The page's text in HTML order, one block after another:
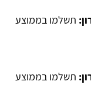
תשלמו בממוצע
תשלמו בממוצע